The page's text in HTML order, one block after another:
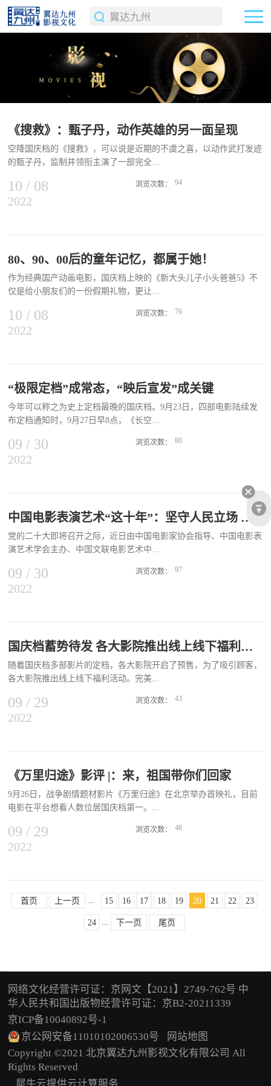
《搜救》：甄子丹，动作英雄的另一面呈现
空降国庆档的《搜救》，可以说是近期的不虞之喜，以动作武打发迹
的甄子丹，监制并领衔主演了一部完全...
没有动作场面的影片，单是这样的“噱头”就足够令人期待。解除武装
与牺牲精神，他们总能在危机到来时化险为夷，最终创造奇迹。凭借
龙、李连杰等人齐名的动作英雄，这是他职业生涯的一大成就。但是
影片中的动作英雄会老去，饰演动作英雄的演员也会老去，他们回归
家庭，成为一个普通的父亲，两种形象在银幕内外形成互文，就像
《英伦对决》中扮演迟暮父亲的成龙，我们看惯了他们过去完成“不
可能的任务”时的潇洒英姿，再看到他们老去，失去曾经的魔力，却
面——一个平凡、普通的父亲。其实，这并不是甄子丹在银幕上第一
次扮演这样一个父亲，在《叶问4》中，他诠释了一个英雄的武者老
去时，与自己儿子朴素而动人的情感羁绊。而在《搜救》中，他彻底
一点不简单，...
10 / 08
2022
浏览次数： 94
80、90、00后的童年记忆，都属于她！
作为经典国产动画电影，国庆档上映的《新大头儿子小头爸爸5》不
仅是给小朋友们的一份假期礼物，更让...
很多“大朋友”们再次找回了久违的童年记忆。首映现场，为“围裙妈
随着年龄增长，鞠萍感叹自己“从一个小姐姐变成一个小老师，到如
的发型，她始终保持着大家记忆中“鞠萍姐姐”的本色，也守护着几代
“小朋友”的美好童心。当成年人的世界陷入“内卷”，连姐姐们也开始
忙着乘风破浪，“鞠萍姐姐”仍然和几十年前一样，为自己的角色燃烧
着无限的热情。 作为当年坐在电视机前收看《大风车》的“小朋
友”，我们很好奇这样长时间坚持做一件事，是否难免让人感到压力
种奉献和舍弃的精神”，而所有付出，也让她在时光走过的这么多年
当中，始终不断收获着来自一批又一批“小朋友”的认可与喜爱。“这
份爱心、童心、耐心，就是我做这个职业的一生中最宝贵的东西。”
配音5部800集《大头儿子》系列作品和围裙妈妈相似度只差“这一
点”？从1993年开始为《大头儿子小头爸爸》系列配音，“鞠萍姐姐”
10 / 08
2022
浏览次数： 76
“极限定档”成常态，“映后宣发”成关键
今年可以称之为史上定档最晚的国庆档。9月23日，四部电影陆续发
布定档通知时，9月27日早8点，《长空...
之王》突然撤档，《搜救》宣布将于10月3日上映。至此，国庆档的
凯、殷桃主演的《万里归途》；陈国辉执导，李冰冰、冯绍峰、黄晓
明主演的《平凡英雄》；宁海强导演，刘烨、韩雪主演的《钢铁意
志》；10月3日上映的由罗志良导演，甄子丹、韩雪主演的《搜
《新灰姑娘2》10月1日国庆上映，等待与小朋友们见面。极限定档受
大环境影响，近两年，很多电影喜欢走“空降”路线，今年尤为明显，
尤其是经历了暑期档多部影片空降上映之后，观众似乎逐渐适应了这
种临时官宣定档的节奏。对于宣传方来说，影片极限定档，宣传工作
将更难展开。在有限的、简短的时间里，如何将影片的物料周期性输
为影片造势，通过对预告素材和宣传物料的重新剪辑、概念包装和上
映节点强化，让用户能在短时间内明确接收到相关电影信息，并对感
兴趣的题材和主创产生购票想法。强调跨界合作、综艺和晚会曝光、
传拉锯战，也使得...
09 / 30
2022
浏览次数： 80
中国电影表演艺术“这十年”：坚守人民立场 描绘时代气象
党的二十大即将召开之际，近日由中国电影家协会指导、中国电影表
演艺术学会主办、中国文联电影艺术中...
心联合主办的中国电影表演艺术“这十年”荣誉论坛，通过视频形式回
次全国代表大会重要讲话精神为指引，聚焦近十年来优秀电影作品中
人民之呼中提炼主题开展深度研讨，在回顾总结中进一步牢记使命、
砥砺奋进，以实际行动迎接党的二十大胜利召开。电影精品持续涌现
银幕形象深入人心中国文联党组成员、书记处书记，中国电影家协会
分党组书记、驻会副主席张宏在致辞中说，中国电影“这十年”，是习
近平总书记和党中央高度重视、亲切关怀文艺工作和电影事业的十
有筋骨、有温度、有道德的电影作品，奏响了奋斗新时代的昂扬主旋
律。 中国电影基金会理事长张丕民回忆了自己与中国电影表演艺术
学会的工作往事，回顾了学会的发展历程，肯定了学会对中国电影发
有喜有乐，...
09 / 30
2022
浏览次数： 97
国庆档蓄势待发 各大影院推出线上线下福利活动
随着国庆档多部影片的定档，各大影院开启了预售，为了吸引顾客，
各大影院推出线上线下福利活动。完美...
世界影城的康经理介绍，他们在国庆档期间推出了包含两张电影票、
16.9元的红包。北京天幕新彩云国际影城经理介绍，在淘宝、淘票
票、猫眼等售票平台上，发放一千到两千张五元优惠券。
09 / 29
2022
浏览次数： 43
《万里归途》影评 |：来，祖国带你们回家
9月26日，战争剧情题材影片《万里归途》在北京举办首映礼，目前
电影在平台想看人数位居国庆档第一。...
影片根据真实外交官撤侨事件改编，讲述了努米亚共和国爆发战乱，
躲避风险一边寻找公民，在找到这一百二十多个人后，还要带领他们
跋涉一百多公里，带他们回家。这样历经艰险的故事，在利比亚真实
发生过，在伸手不见五指的黑夜，外交人员组织公民们拉着彼此的衣
地再现了很多现实曾经发生的状况。在努米亚国内局势紧张升级、撤
侨刻不容缓的时刻，张译所饰演的外交部领事保护中心一等秘书宗大
伟去当地各个部门求助撤侨时，得到的回复都是“出去”。这一句句生
硬的“出去”，让人感受到了外交工作的复杂。评论员王健表示：“在
很多人心中，对于外交官都有一个刻板的印象，外交官代表着国家，
西服笔挺、正襟危坐，但外交工作当中很重要的一点，是无论何时何
地保护好侨民、国家利益，这其中包括战火、自然灾害以及各种各样
09 / 29
2022
浏览次数： 48
首页 上一页 ... 15 16 17 18 19 20 21 22 23
24 ... 下一页 尾页
网络文化经营许可证：京网文【2021】2749-762号 中
华人民共和国出版物经营许可证：京B2-20211339
京ICP备10040892号-1
京公网安备11010102006530号
网站地图
Copyright ©2021 北京翼达九州影视文化有限公司 All
Rights Reserved